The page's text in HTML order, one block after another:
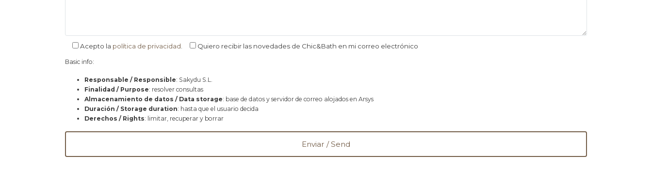
Acepto la política de privacidad Quiero recibir las novedades de Chic&Bath en mi correo electrónico
Basic info:
Responsable / Responsible: Sakydu S.L.
Finalidad / Purpose: resolver consultas
Almacenamiento de datos / Data storage: base de datos y servidor de correo alojados en Arsys
Duración / Storage duration: hasta que el usuario decida
Derechos / Rights: limitar, recuperar y borrar